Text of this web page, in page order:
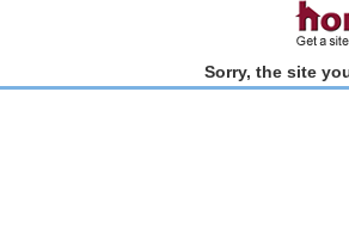
Sorry, the site